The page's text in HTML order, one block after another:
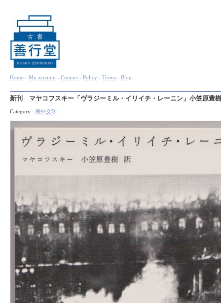
Home - My account - Contact - Policy - Terms - Blog
新刊 マヤコフスキー「ヴラジーミル・イリイチ・レーニン」小笠原豊
Category : 海外文学